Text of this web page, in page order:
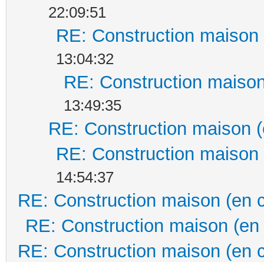
22:09:51
RE: Construction
13:04:32
RE: Construction
13:49:35
RE: Construction maison
RE: Construction
14:54:37
RE: Construction maison (en
RE: Construction maison
RE: Construction maison (en